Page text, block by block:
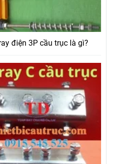
điện 3P cầu trục là gì?